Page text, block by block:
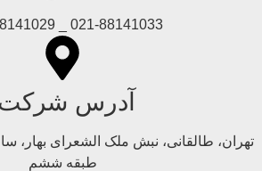
021-88141033 _ 021-88141029
آدرس
طبقه ششم